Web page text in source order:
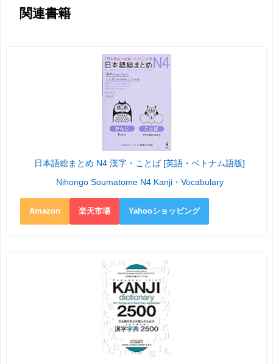
関連書籍
日本語総まとめ N4 漢字・ことば [英語・ベトナム語版]
Nihongo Soumatome N4 Kanji・Vocabulary
Amazon 楽天市場 Yahooショッピング